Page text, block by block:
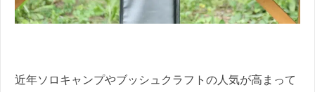
近年ソロキャンプやブッシュクラフトの人気が高まって